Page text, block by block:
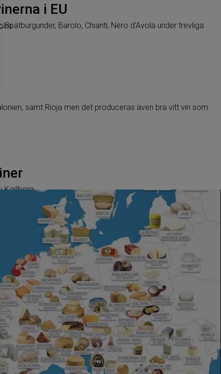
i EU
Stockholm.
Karlberg